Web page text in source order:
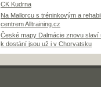
CK Kudrna
Na Mallorcu s tréninkovým a
centrem Alltraining.cz
České mapy Dalmácie znovu slaví
k dostání jsou už i v Chorvatsku